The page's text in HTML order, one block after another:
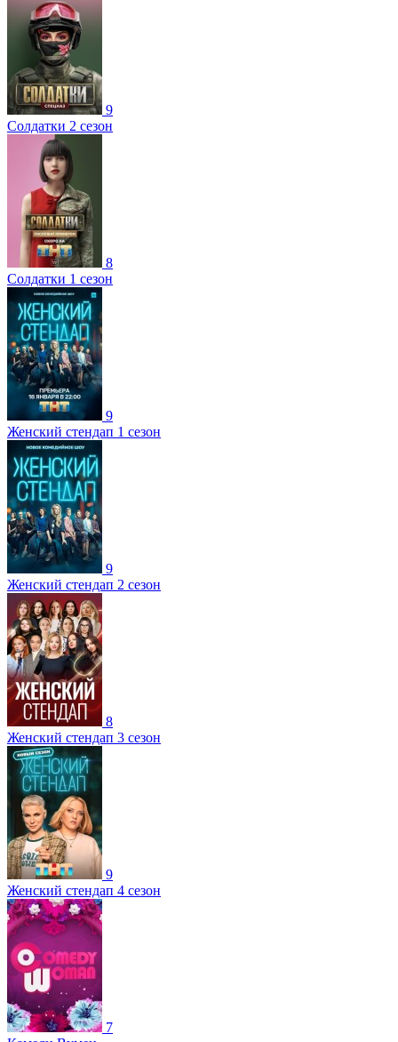
9
Солдатки 2 сезон
8
Солдатки 1 сезон
9
Женский стендап 1 сезон
9
Женский стендап 2 сезон
8
Женский стендап 3 сезон
9
Женский стендап 4 сезон
7